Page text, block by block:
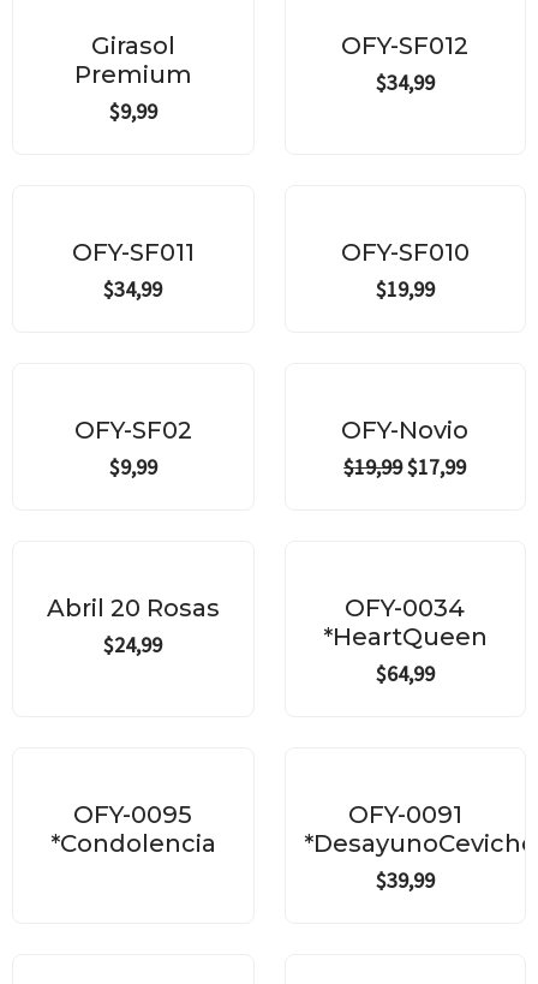
Girasol
Premium
$9,99
OFY-SF012
$34,99
OFY-SF011
$34,99
OFY-SF010
$19,99
OFY-SF02
$9,99
OFY-Novio
$19,99
was:
$19,99.
$17,99
is:
Abril 20 Rosas
$24,99
OFY-0034
*HeartQueen
$64,99
OFY-0095
*Condolencia
OFY-0091
$39,99